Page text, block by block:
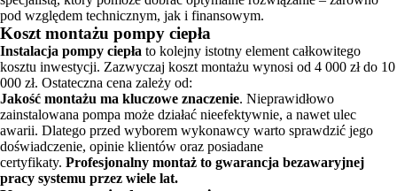
pod względem technicznym, jak i finansowym.
Koszt montażu pompy ciepła
Instalacja pompy ciepła to kolejny istotny element całkowitego
kosztu inwestycji. Zazwyczaj koszt montażu wynosi od 4 000 zł do 10
000 zł. Ostateczna cena zależy od:
Jakość montażu ma kluczowe znaczenie. Nieprawidłowo
zainstalowana pompa może działać nieefektywnie, a nawet ulec
awarii. Dlatego przed wyborem wykonawcy warto sprawdzić jego
doświadczenie, opinie klientów oraz posiadane
certyfikaty. Profesjonalny montaż to gwarancja bezawaryjnej
pracy systemu przez wiele lat.